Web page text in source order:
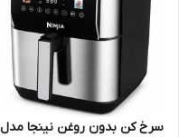
سرخ کن بدون روغن نینجا مدل